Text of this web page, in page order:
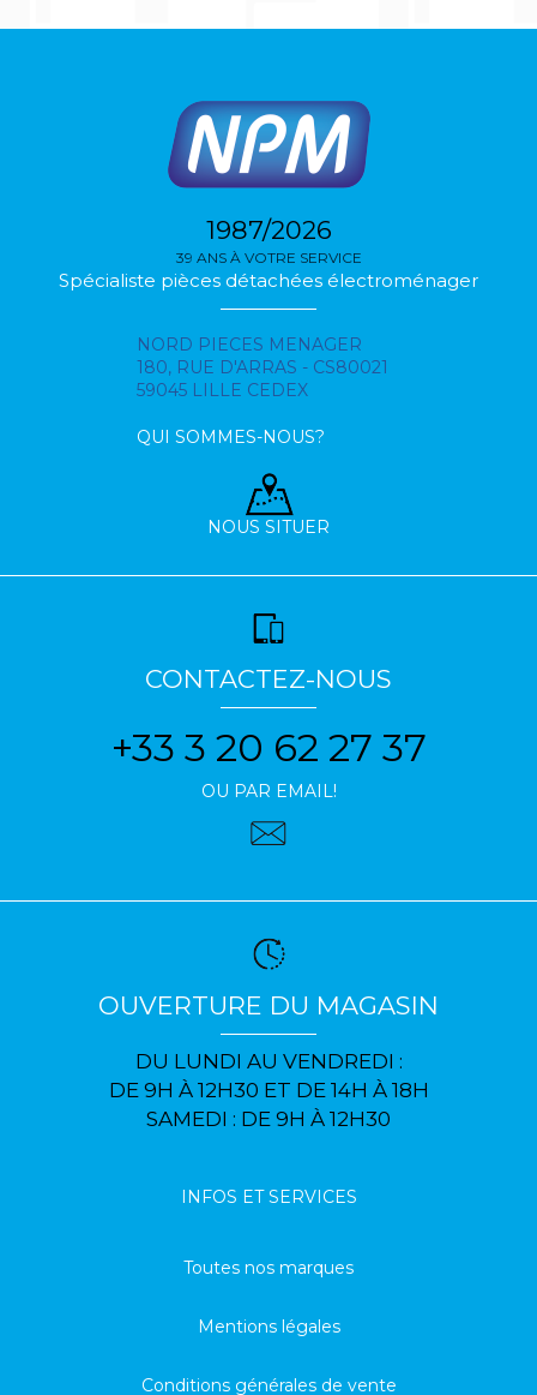
1987/2026
39 ANS À VOTRE SERVICE
Spécialiste pièces détachées électroménager
NORD PIECES MENAGER
180, RUE D'ARRAS - CS80021
59045 LILLE CEDEX
QUI SOMMES-NOUS?
NOUS SITUER
CONTACTEZ-NOUS
+33 3 20 62 27 37
OU PAR EMAIL!
OUVERTURE DU MAGASIN
DU LUNDI AU VENDREDI :
DE 9H À 12H30 ET DE 14H À 18H
SAMEDI : DE 9H À 12H30
INFOS ET SERVICES
Toutes nos marques
Mentions légales
Conditions générales de vente